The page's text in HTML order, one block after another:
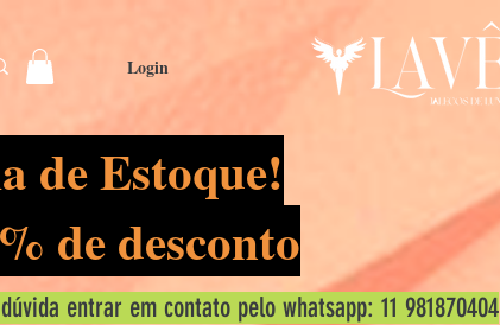
Login
de Estoque!
de desconto
entrar em contato pelo whatsapp: 11 981870404